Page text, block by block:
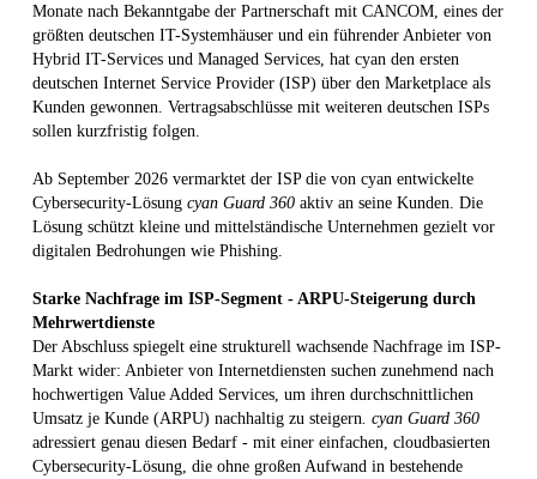
Monate nach Bekanntgabe der Partnerschaft mit CANCOM, eines der
größten deutschen IT-Systemhäuser und ein führender Anbieter von
Hybrid IT-Services und Managed Services, hat cyan den ersten
deutschen Internet Service Provider (ISP) über den Marketplace als
Kunden gewonnen. Vertragsabschlüsse mit weiteren deutschen ISPs
sollen kurzfristig folgen.
Ab September 2026 vermarktet der ISP die von cyan entwickelte
Cybersecurity-Lösung cyan Guard 360 aktiv an seine Kunden. Die
Lösung schützt kleine und mittelständische Unternehmen gezielt vor
digitalen Bedrohungen wie Phishing.
Starke Nachfrage im ISP-Segment - ARPU-Steigerung durch
Mehrwertdienste
Der Abschluss spiegelt eine strukturell wachsende Nachfrage im ISP-
Markt wider: Anbieter von Internetdiensten suchen zunehmend nach
hochwertigen Value Added Services, um ihren durchschnittlichen
Umsatz je Kunde (ARPU) nachhaltig zu steigern . cyan Guard 360
adressiert genau diesen Bedarf - mit einer einfachen, cloudbasierten
Cybersecurity-Lösung, die ohne großen Aufwand in bestehende